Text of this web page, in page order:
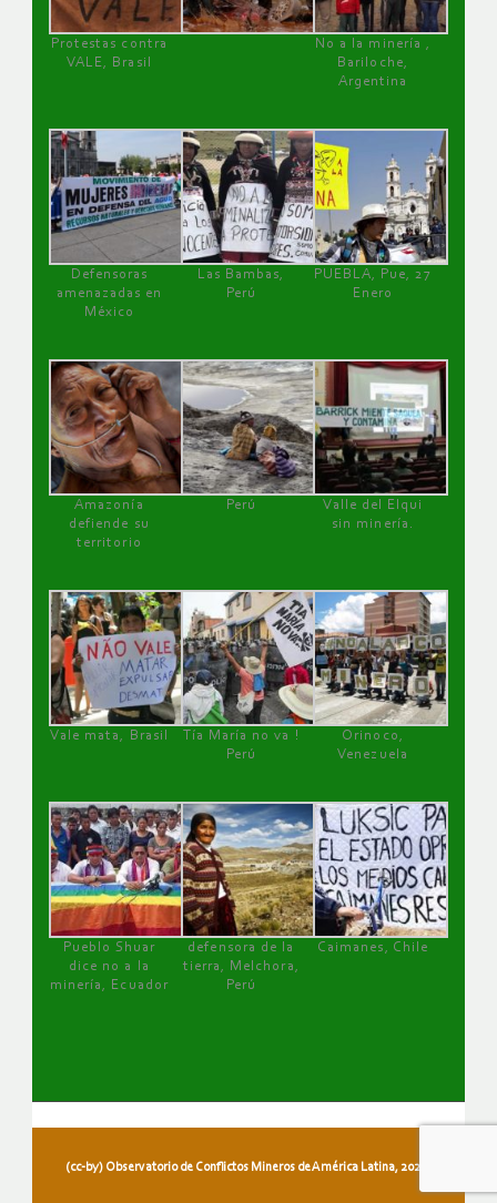
Protestas contra
VALE, Brasil
No a la minería ,
Bariloche,
Argentina
Defensoras
amenazadas en
México
Las Bambas,
Perú
PUEBLA, Pue, 27
Enero
Amazonía
defiende su
territorio
Perú
Valle del Elqui
sin minería.
Vale mata, Brasil
Tía María no va !
Perú
Orinoco,
Venezuela
Pueblo Shuar
dice no a la
minería, Ecuador
defensora de la
tierra, Melchora,
Perú
Caimanes, Chile
(cc-by) Observatorio de Conflictos Mineros de América Latina, 2026